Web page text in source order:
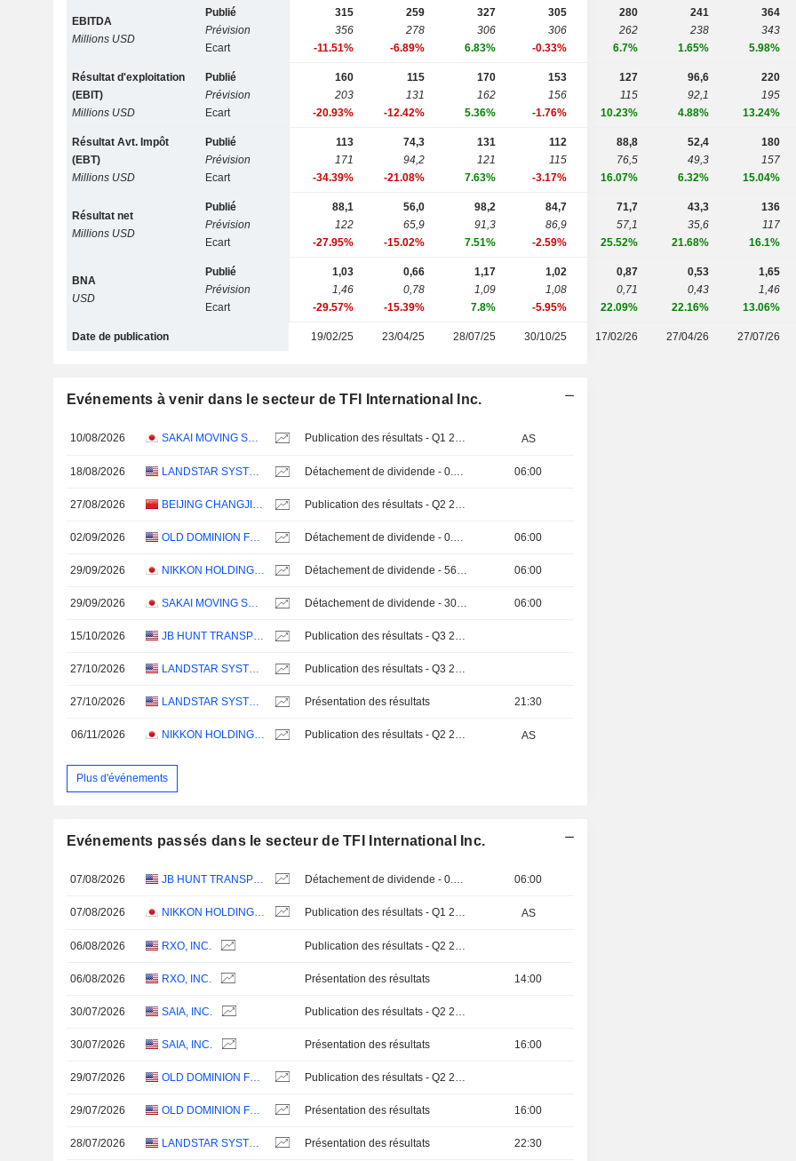
EBITDA
Millions USD
Publié
Prévision
Ecart
315
356
-11.51%
259
278
-6.89%
327
306
6.83%
305
306
-0.33%
280
262
6.7%
241
238
1.65%
364
343
5.98%
Résultat d'exploitation
(EBIT)
Millions USD
Publié
Prévision
Ecart
160
203
-20.93%
115
131
-12.42%
170
162
5.36%
153
156
-1.76%
127
115
10.23%
96,6
92,1
4.88%
220
195
13.24%
Résultat Avt. Impôt
(EBT)
Millions USD
Publié
Prévision
Ecart
113
171
-34.39%
74,3
94,2
-21.08%
131
121
7.63%
112
115
-3.17%
88,8
76,5
16.07%
52,4
49,3
6.32%
180
157
15.04%
Résultat net
Millions USD
Publié
Prévision
Ecart
88,1
122
-27.95%
56,0
65,9
-15.02%
98,2
91,3
7.51%
84,7
86,9
-2.59%
71,7
57,1
25.52%
43,3
35,6
21.68%
136
117
16.1%
BNA
USD
Publié
Prévision
Ecart
1,03
1,46
-29.57%
0,66
0,78
-15.39%
1,17
1,09
7.8%
1,02
1,08
-5.95%
0,87
0,71
22.09%
0,53
0,43
22.16%
1,65
1,46
13.06%
Date de publication 19/02/25 23/04/25 28/07/25 30/10/25 17/02/26 27/04/26 27/07/26
Evénements à venir dans le secteur de TFI International Inc.
10/08/2026 SAKAI MOVING SERVICE CO.,LTD. Publication des résultats - Q1 2027 AS
18/08/2026 LANDSTAR SYSTEM, INC. Détachement de dividende - 0.44 USD 06:00
27/08/2026 BEIJING CHANGJIU LOGISTICS CO.,LTD Publication des résultats - Q2 2026
02/09/2026 OLD DOMINION FREIGHT LINE, INC. Détachement de dividende - 0.29 USD 06:00
29/09/2026 NIKKON HOLDINGS CO.,LTD. Détachement de dividende - 56 JPY 06:00
29/09/2026 SAKAI MOVING SERVICE CO.,LTD. Détachement de dividende - 30 JPY 06:00
15/10/2026 JB HUNT TRANSPORT SERVICES Publication des résultats - Q3 2026
27/10/2026 LANDSTAR SYSTEM, INC. Publication des résultats - Q3 2026
27/10/2026 LANDSTAR SYSTEM, INC. Présentation des résultats 21:30
06/11/2026 NIKKON HOLDINGS CO.,LTD. Publication des résultats - Q2 2027 AS
Plus d'événements
Evénements passés dans le secteur de TFI International Inc.
07/08/2026 06:00
07/08/2026 AS
06/08/2026 RXO, INC.
06/08/2026 RXO, INC. Présentation des résultats 14:00
30/07/2026 SAIA, INC.
30/07/2026 SAIA, INC. Présentation des résultats 16:00
29/07/2026
29/07/2026 Présentation des résultats 16:00
28/07/2026 Présentation des résultats 22:30